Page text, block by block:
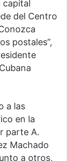
capital
del Centro
postales”,
a las
en la
parte A.
Machado
a otros,